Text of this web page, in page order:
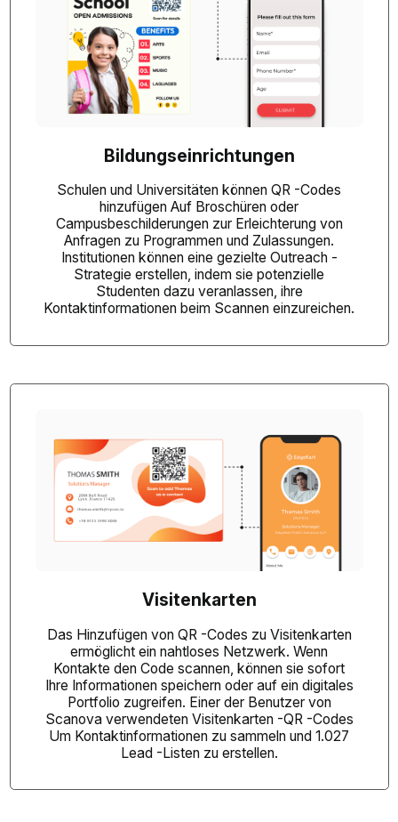
Bildungseinrichtungen
Schulen und Universitäten können QR -Codes
hinzufügen Auf Broschüren oder
Campusbeschilderungen zur Erleichterung von
Anfragen zu Programmen und Zulassungen.
Institutionen können eine gezielte Outreach -
Strategie erstellen, indem sie potenzielle
Studenten dazu veranlassen, ihre
Kontaktinformationen beim Scannen einzureichen.
Visitenkarten
Das Hinzufügen von QR -Codes zu Visitenkarten
ermöglicht ein nahtloses Netzwerk. Wenn
Kontakte den Code scannen, können sie sofort
Ihre Informationen speichern oder auf ein digitales
Portfolio zugreifen. Einer der Benutzer von
Scanova verwendeten Visitenkarten -QR -Codes
Um Kontaktinformationen zu sammeln und 1.027
Lead -Listen zu erstellen.